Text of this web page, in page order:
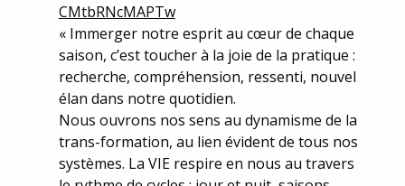
CMtbRNcMAPTw
« Immerger notre esprit au cœur de chaque
saison, c’est toucher à la joie de la pratique :
recherche, compréhension, ressenti, nouvel
élan dans notre quotidien.
Nous ouvrons nos sens au dynamisme de la
trans-formation, au lien évident de tous nos
systèmes. La VIE respire en nous au travers